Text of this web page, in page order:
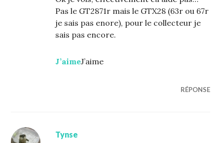
Pas le GT2871r mais le GTX28 (63r ou 67r
je sais pas enore), pour le collecteur je
sais pas encore.
J’aimeJ’aime
RÉPONSE
Tynse